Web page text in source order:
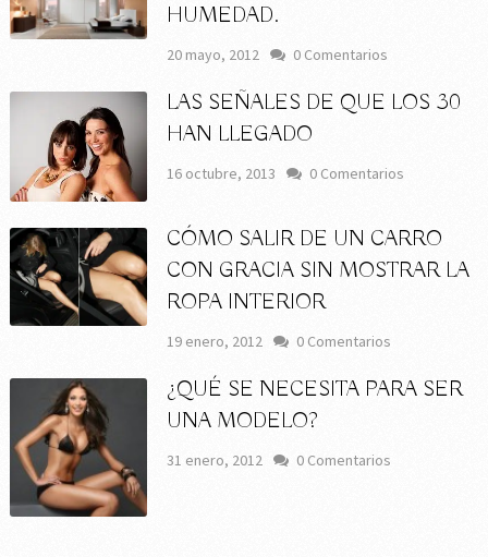
HUMEDAD.
20 mayo, 2012 0 Comentarios
LAS SEÑALES DE QUE LOS 30
HAN LLEGADO
16 octubre, 2013 0 Comentarios
CÓMO SALIR DE UN CARRO
CON GRACIA SIN MOSTRAR LA
ROPA INTERIOR
19 enero, 2012 0 Comentarios
¿QUÉ SE NECESITA PARA SER
UNA MODELO?
31 enero, 2012 0 Comentarios